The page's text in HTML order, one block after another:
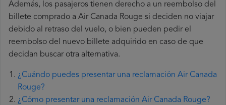
Además, los pasajeros tienen derecho a un reembolso del
billete comprado a Air Canada Rouge si deciden no viajar
debido al retraso del vuelo, o bien pueden pedir el
reembolso del nuevo billete adquirido en caso de que
decidan buscar otra alternativa.
¿Cuándo puedes presentar una reclamación Air Canada
Rouge?
¿Cómo presentar una reclamación Air Canada Rouge?